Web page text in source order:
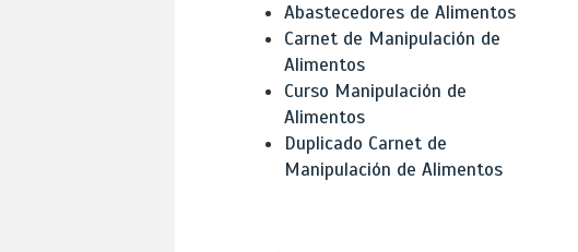
Abastecedores de Alimentos
Carnet de Manipulación de
Alimentos
Curso Manipulación de
Alimentos
Duplicado Carnet de
Manipulación de Alimentos